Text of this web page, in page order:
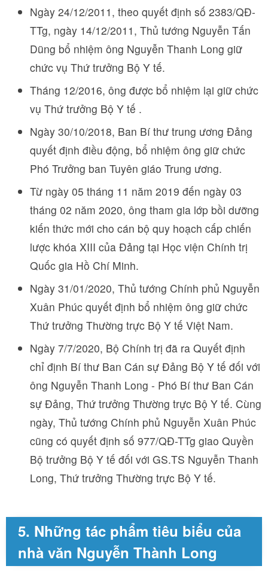
Ngày 24/12/2011, theo quyết định số 2383/QĐ-
TTg, ngày 14/12/2011, Thủ tướng Nguyễn Tấn
Dũng bổ nhiệm ông Nguyễn Thanh Long giữ
chức vụ Thứ trưởng Bộ Y tế.
Tháng 12/2016, ông được bổ nhiệm lại giữ chức
vụ Thứ trưởng Bộ Y tế .
Ngày 30/10/2018, Ban Bí thư trung ương Đảng
quyết định điều động, bổ nhiệm ông giữ chức
Phó Trưởng ban Tuyên giáo Trung ương.
Từ ngày 05 tháng 11 năm 2019 đến ngày 03
tháng 02 năm 2020, ông tham gia lớp bồi dưỡng
kiến thức mới cho cán bộ quy hoạch cấp chiến
lược khóa XIII của Đảng tại Học viện Chính trị
Quốc gia Hồ Chí Minh.
Ngày 31/01/2020, Thủ tướng Chính phủ Nguyễn
Xuân Phúc quyết định bổ nhiệm ông giữ chức
Thứ trưởng Thường trực Bộ Y tế Việt Nam.
Ngày 7/7/2020, Bộ Chính trị đã ra Quyết định
chỉ định Bí thư Ban Cán sự Đảng Bộ Y tế đối với
ông Nguyễn Thanh Long - Phó Bí thư Ban Cán
sự Đảng, Thứ trưởng Thường trực Bộ Y tế. Cùng
ngày, Thủ tướng Chính phủ Nguyễn Xuân Phúc
cũng có quyết định số 977/QĐ-TTg giao Quyền
Bộ trưởng Bộ Y tế đối với GS.TS Nguyễn Thanh
Long, Thứ trưởng Thường trực Bộ Y tế.
5. Những tác phẩm tiêu biểu của
nhà văn Nguyễn Thành Long